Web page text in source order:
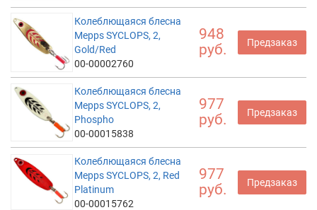
Колеблющаяся блесна
Mepps SYCLOPS, 2,
Gold/Red
00-00002760
948
руб.
Предзаказ
Колеблющаяся блесна
Mepps SYCLOPS, 2,
Phospho
00-00015838
977
руб.
Предзаказ
Колеблющаяся блесна
Mepps SYCLOPS, 2, Red
Platinum
00-00015762
977
руб.
Предзаказ